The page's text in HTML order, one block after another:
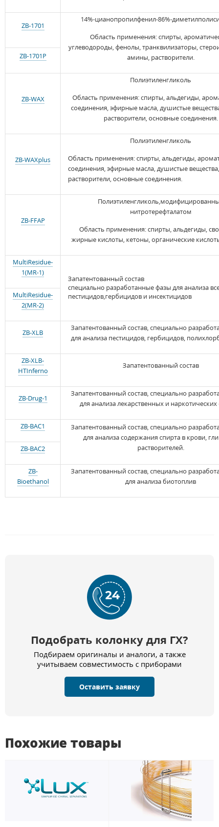
ZB-1701
14%-цианопропилфенил-86%-
Область применения: спирты,
углеводороды, фенолы, транквилизаторы,
амины, растворители.
ZB-1701P
ZB-WAX
Полиэтиленгликоль
Область применения: спирты, альдегиды,
соединения, эфирные масла, душистые
растворители, основные соединения.
ZB-WAXplus
Полиэтиленгликоль
Область применения: спирты, альдегиды,
соединения, эфирные масла, душистые
растворители, основные соединения.
ZB-FFAP
нитротерефталатом
Область применения: спирты, альдегиды,
жирные кислоты, кетоны, органические
MultiResidue-
1(MR-1)
Запатентованный состав
специально разработанные фазы для анализа
пестицидов,гербицидов и инсектицидов
MultiResidue-
2(MR-2)
ZB-XLB
Запатентованный состав, специально
для анализа пестицидов, гербицидов,
ZB-XLB-
HTInferno
Запатентованный состав
ZB-Drug-1
Запатентованный состав, специально
для анализа лекарственных и наркотических
ZB-BAC1
Запатентованный состав, специально
для анализа содержания спирта в крови,
растворителей.
ZB-BAC2
ZB-
Bioethanol
Запатентованный состав, специально
для анализа биотоплив
Подобрать колонку для ГХ?
Подбираем оригиналы и аналоги, а также
учитываем совместимость с приборами
Оставить заявку
Похожие товары